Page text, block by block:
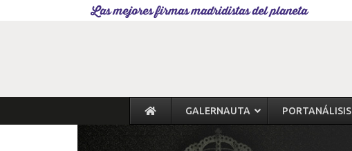
Las mejores firmas madridistas del planeta
GALERNAUTA PORTANÁLISIS